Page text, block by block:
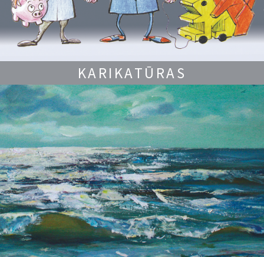
KARIKATŪRAS